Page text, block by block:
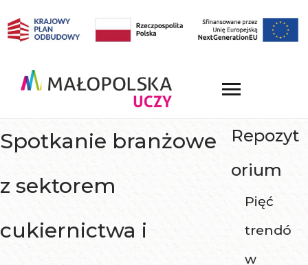
Spotkanie branżowe
z sektorem
cukiernictwa i
Repozyt
orium
Pięć
trendó
w